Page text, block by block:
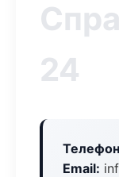
24
Email: